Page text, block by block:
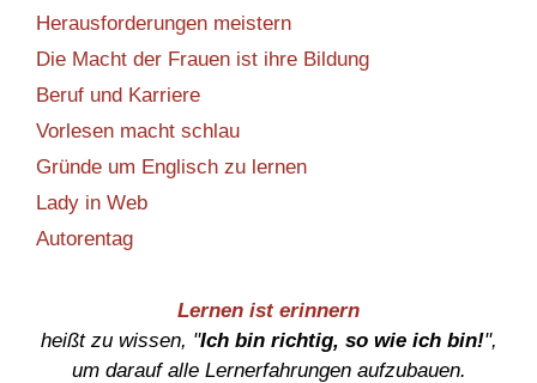
Herausforderungen meistern
Die Macht der Frauen ist ihre Bildung
Beruf und Karriere
Vorlesen macht schlau
Gründe um Englisch zu lernen
Lady in Web
Autorentag
Lernen ist erinnern
heißt zu wissen, "Ich bin richtig, so wie ich bin!",
um darauf alle Lernerfahrungen aufzubauen.